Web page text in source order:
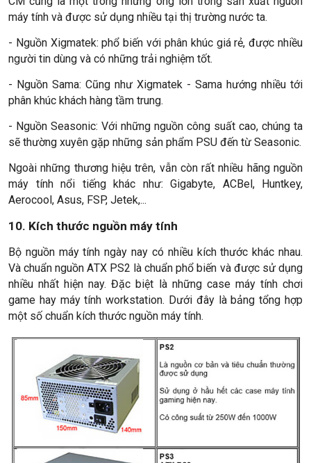
máy tính và được sử dụng nhiều tại thị trường nước ta.
- Nguồn Xigmatek: phổ biến với phân khúc giá rẻ, được nhiều
người tin dùng và có những trải nghiệm tốt.
- Nguồn Sama: Cũng như Xigmatek - Sama hướng nhiều tới
phân khúc khách hàng tầm trung.
- Nguồn Seasonic: Với những nguồn công suất cao, chúng ta
sẽ thường xuyên gặp những sản phẩm PSU đến từ Seasonic.
Ngoài những thương hiệu trên, vẫn còn rất nhiều hãng nguồn
máy tính nổi tiếng khác như: Gigabyte, ACBel, Huntkey,
Aerocool, Asus, FSP, Jetek,...
10. Kích thước nguồn máy tính
Bộ nguồn máy tính ngày nay có nhiều kích thước khác nhau.
Và chuẩn nguồn ATX PS2 là chuẩn phổ biến và được sử dụng
nhiều nhất hiện nay. Đặc biệt là những case máy tính chơi
game hay máy tính workstation. Dưới đây là bảng tổng hợp
một số chuẩn kích thước nguồn máy tính.